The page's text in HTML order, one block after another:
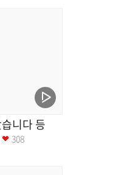
니다 등
308